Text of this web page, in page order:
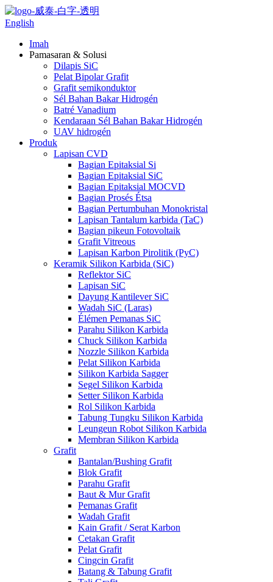
English
Imah
Pamasaran & Solusi
Dilapis SiC
Pelat Bipolar Grafit
Grafit semikonduktor
Sél Bahan Bakar Hidrogén
Batré Vanadium
Kendaraan Sél Bahan Bakar Hidrogén
UAV hidrogén
Produk
Lapisan CVD
Bagian Epitaksial Si
Bagian Epitaksial SiC
Bagian Epitaksial MOCVD
Bagian Prosés Étsa
Bagian Pertumbuhan Monokristal
Lapisan Tantalum karbida (TaC)
Bagian pikeun Fotovoltaik
Grafit Vitreous
Lapisan Karbon Pirolitik (PyC)
Keramik Silikon Karbida (SiC)
Reflektor SiC
Lapisan SiC
Dayung Kantilever SiC
Wadah SiC (Laras)
Élémen Pemanas SiC
Parahu Silikon Karbida
Chuck Silikon Karbida
Nozzle Silikon Karbida
Pelat Silikon Karbida
Silikon Karbida Sagger
Segel Silikon Karbida
Setter Silikon Karbida
Rol Silikon Karbida
Tabung Tungku Silikon Karbida
Leungeun Robot Silikon Karbida
Membran Silikon Karbida
Grafit
Bantalan/Bushing Grafit
Blok Grafit
Parahu Grafit
Baut & Mur Grafit
Pemanas Grafit
Wadah Grafit
Kain Grafit / Serat Karbon
Cetakan Grafit
Pelat Grafit
Cingcin Grafit
Batang & Tabung Grafit